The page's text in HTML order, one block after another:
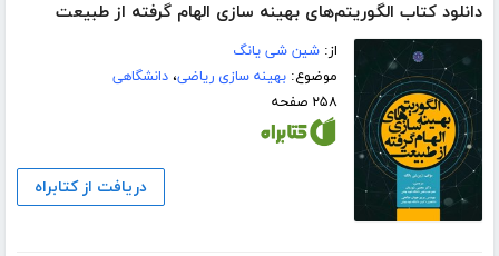
دانلود کتاب الگوریتم‌های بهینه سازی الهام گرفته از طبیعت
از:شین شی یانگ
موضوع:بهینه سازی ریاضی،دانشگاهی
۲۵۸ صفحه
دریافت از کتابراه